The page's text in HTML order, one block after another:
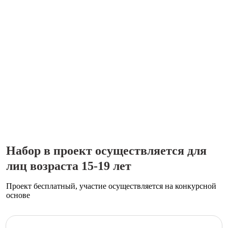
Набор в проект осуществляется для
лиц возраста 15-19 лет
Проект бесплатный, участие осуществляется на конкурсной
основе